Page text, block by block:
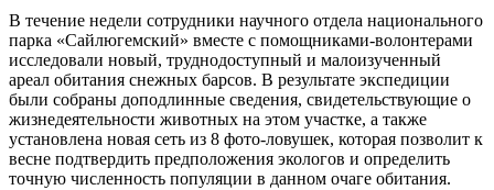
В течение недели сотрудники научного отдела национального
парка «Сайлюгемский» вместе с помощниками-волонтерами
исследовали новый, труднодоступный и малоизученный
ареал обитания снежных барсов. В результате экспедиции
были собраны доподлинные сведения, свидетельствующие о
жизнедеятельности животных на этом участке, а также
установлена новая сеть из 8 фото-ловушек, которая позволит к
весне подтвердить предположения экологов и определить
точную численность популяции в данном очаге обитания.